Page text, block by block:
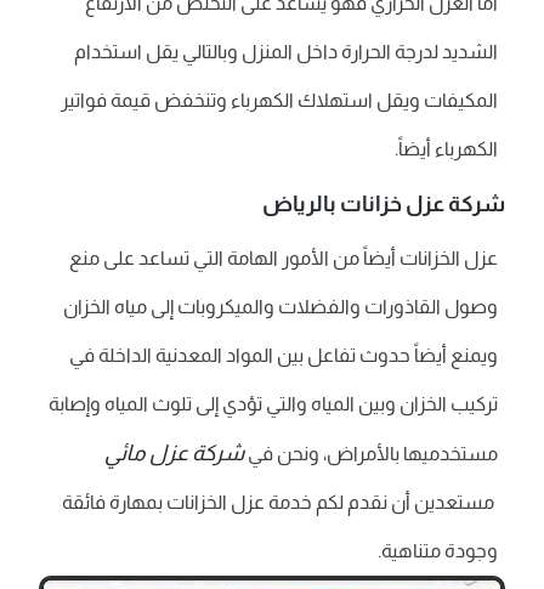
الشديد لدرجة الحرارة داخل المنزل وبالتالي يقل استخدام
المكيفات ويقل استهلاك الكهرباء وتنخفض قيمة فواتير
الكهرباء أيضاً.
شركة عزل خزانات بالرياض
عزل الخزانات أيضاً من الأمور الهامة التي تساعد على منع
وصول القاذورات والفضلات والميكروبات إلى مياه الخزان
ويمنع أيضاً حدوث تفاعل بين المواد المعدنية الداخلة في
تركيب الخزان وبين المياه والتي تؤدي إلى تلوث المياه وإصابة
مستخدميها بالأمراض، ونحن فيشركة عزل مائي
مستعدين أن نقدم لكم خدمة عزل الخزانات بمهارة فائقة
وجودة متناهية.